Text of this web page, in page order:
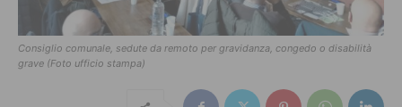
Consiglio comunale, sedute da remoto per gravidanza, congedo o disabilità
grave (Foto ufficio stampa)